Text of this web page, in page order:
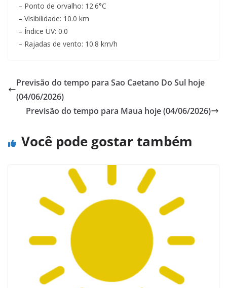
– Ponto de orvalho: 12.6°C
– Visibilidade: 10.0 km
– Índice UV: 0.0
– Rajadas de vento: 10.8 km/h
Previsão do tempo para Sao Caetano Do Sul hoje
(04/06/2026)
Previsão do tempo para Maua hoje (04/06/2026)
Você pode gostar também